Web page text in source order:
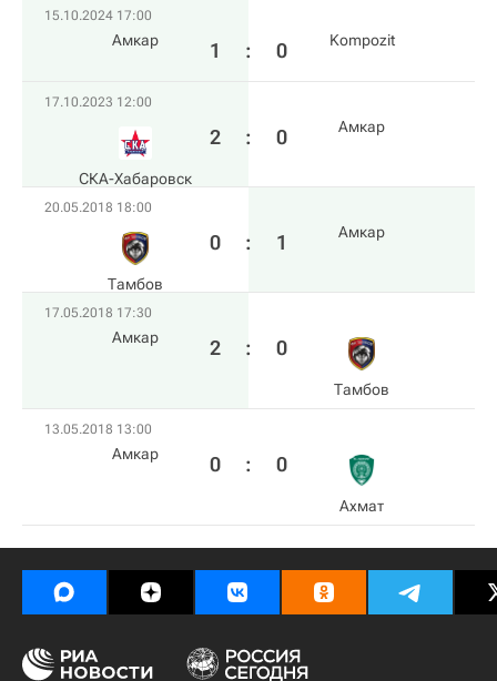
15.10.2024 17:00
Амкар 1 : 0 Kompozit
17.10.2023 12:00
СКА-Хабаровск
2 : 0 Амкар
20.05.2018 18:00
Тамбов
0 : 1 Амкар
17.05.2018 17:30
Амкар 2 : 0
Тамбов
13.05.2018 13:00
Амкар 0 : 0
Ахмат